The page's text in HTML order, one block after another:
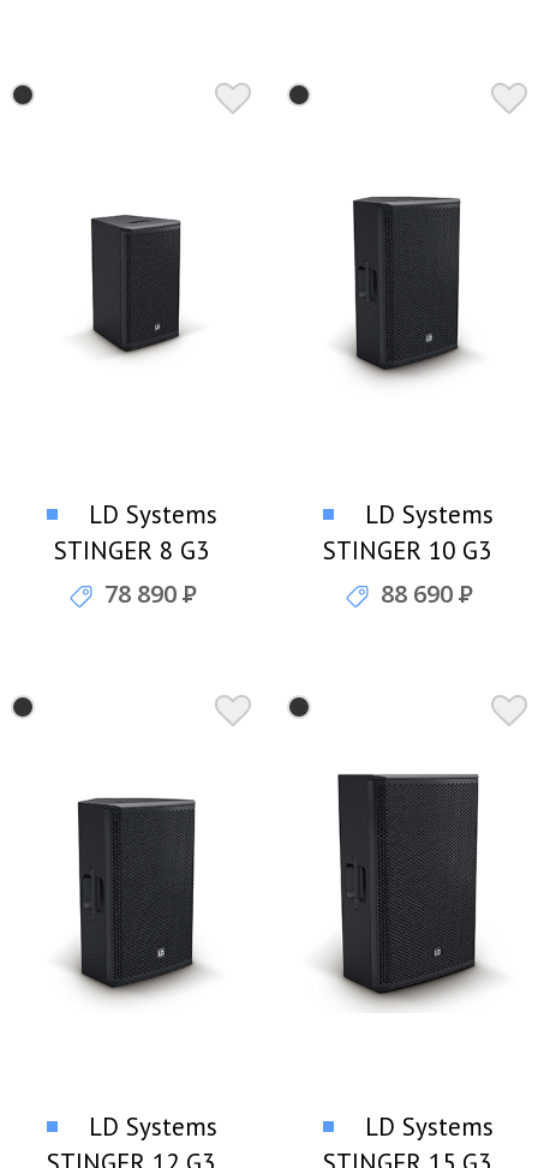
LD Systems
STINGER 8 G3
профессиональный
78 890Р
LD Systems
STINGER 10 G3
профессиональный
88 690Р
LD Systems
LD Systems